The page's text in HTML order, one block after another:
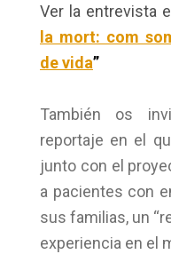
Ver la entrevista
la mort: com
de vida”
También os
reportaje en el
junto con el
a pacientes con
sus familias, un
experiencia en el